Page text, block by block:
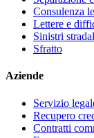
Consulenza
Lettere e
Sinistri
Sfratto
Aziende
Servizio
Recupero
Contratti